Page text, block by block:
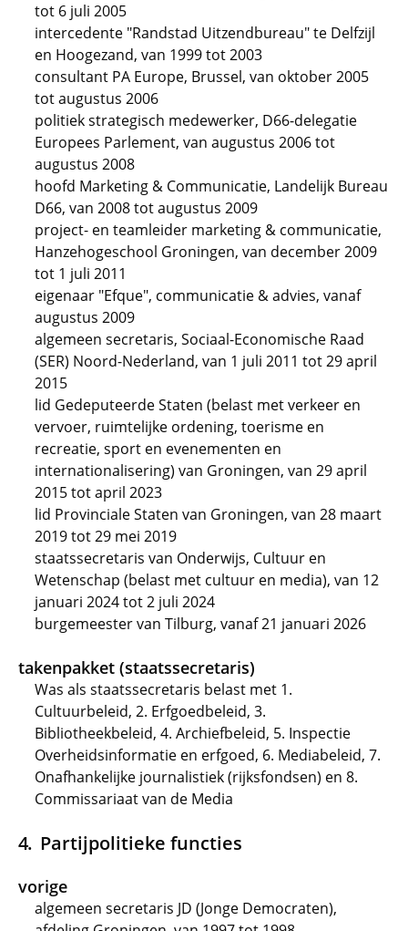
tot 6 juli 2005
intercedente "Randstad Uitzendbureau" te Delfzijl
en Hoogezand, van 1999 tot 2003
consultant PA Europe, Brussel, van oktober 2005
tot augustus 2006
politiek strategisch medewerker, D66-delegatie
Europees Parlement, van augustus 2006 tot
augustus 2008
hoofd Marketing & Communicatie, Landelijk Bureau
D66, van 2008 tot augustus 2009
project- en teamleider marketing & communicatie,
Hanzehogeschool Groningen, van december 2009
tot 1 juli 2011
eigenaar "Efque", communicatie & advies, vanaf
augustus 2009
algemeen secretaris, Sociaal-Economische Raad
(SER) Noord-Nederland, van 1 juli 2011 tot 29 april
2015
lid Gedeputeerde Staten (belast met verkeer en
vervoer, ruimtelijke ordening, toerisme en
recreatie, sport en evenementen en
internationalisering) van Groningen, van 29 april
2015 tot april 2023
lid Provinciale Staten van Groningen, van 28 maart
2019 tot 29 mei 2019
staatssecretaris van Onderwijs, Cultuur en
Wetenschap (belast met cultuur en media), van 12
januari 2024 tot 2 juli 2024
burgemeester van Tilburg, vanaf 21 januari 2026
takenpakket (staatssecretaris)
Was als staatssecretaris belast met 1.
Cultuurbeleid, 2. Erfgoedbeleid, 3.
Bibliotheekbeleid, 4. Archiefbeleid, 5. Inspectie
Overheidsinformatie en erfgoed, 6. Mediabeleid, 7.
Onafhankelijke journalistiek (rijksfondsen) en 8.
Commissariaat van de Media
Partijpolitieke functies
vorige
algemeen secretaris JD (Jonge Democraten),